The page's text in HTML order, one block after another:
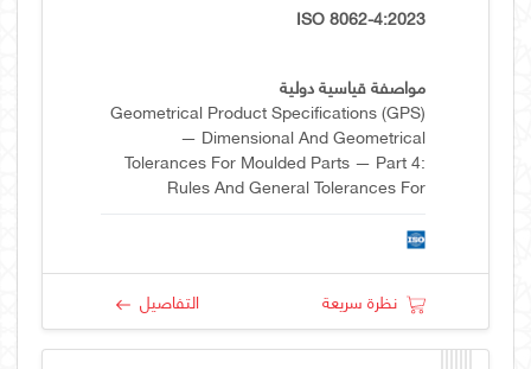
ISO 8062-4:2023
مواصفة قياسية دولية
Geometrical Product Specifications (GPS)
— Dimensional And Geometrical
Tolerances For Moulded Parts — Part 4:
Rules And General Tolerances For
General Datum System
نظرة سريعة التفاصيل